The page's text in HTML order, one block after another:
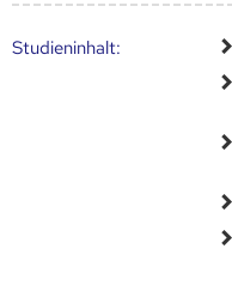
Studien­inhalt: